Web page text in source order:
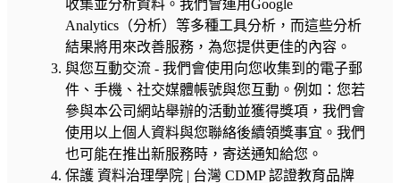
收集並分析資料。我們會運用Google
Analytics（分析）等多種工具分析，而這些分析
結果將用來改善服務，為您提供更佳的內容。
與您互動交流 - 我們會使用向您收集到的電子郵
件、手機、社交媒體帳號與您互動。例如：您若
參與本公司網站舉辦的活動並獲得獎項，我們會
使用以上個人資料與您聯絡後續領獎事宜。我們
也可能在推出新服務時，寄送通知給您。
保護 資料治理學院 | 台灣 CDMP 認證教育品牌